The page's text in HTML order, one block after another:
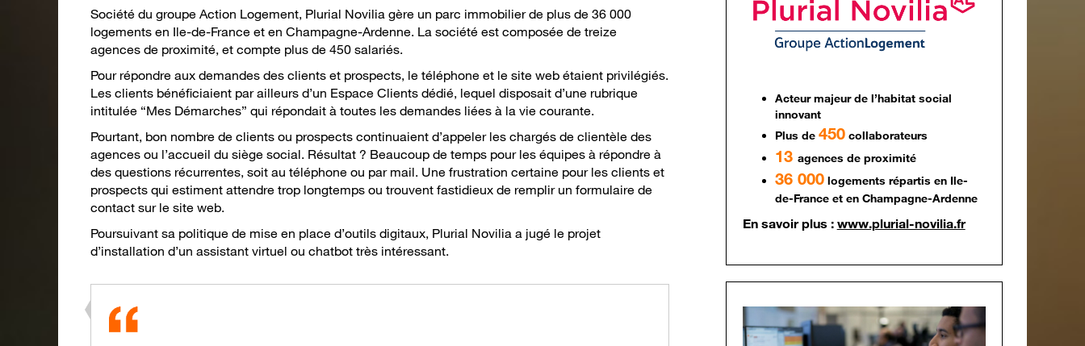
Société du groupe Action Logement, Plurial Novilia gère un parc immobilier de plus de 36 000
logements en Ile-de-France et en Champagne-Ardenne. La société est composée de treize
agences de proximité, et compte plus de 450 salariés.
Pour répondre aux demandes des clients et prospects, le téléphone et le site web étaient privilégiés.
Les clients bénéficiaient par ailleurs d’un Espace Clients dédié, lequel disposait d’une rubrique
intitulée “Mes Démarches” qui répondait à toutes les demandes liées à la vie courante.
Pourtant, bon nombre de clients ou prospects continuaient d’appeler les chargés de clientèle des
agences ou l’accueil du siège social. Résultat ? Beaucoup de temps pour les équipes à répondre à
des questions récurrentes, soit au téléphone ou par mail. Une frustration certaine pour les clients et
prospects qui estiment attendre trop longtemps ou trouvent fastidieux de remplir un formulaire de
contact sur le site web.
Poursuivant sa politique de mise en place d’outils digitaux, Plurial Novilia a jugé le projet
d’installation d’un assistant virtuel ou chatbot très intéressant.
Acteur majeur de l’habitat social
innovant
Plus de 450collaborateurs
13 agences de proximité
36 000logements répartis en Ile-
de-France et en Champagne-Ardenne
En savoir plus : www.plurial-novilia.fr